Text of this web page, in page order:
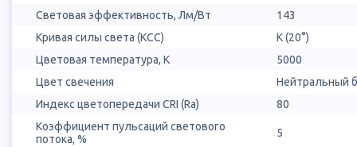
Световая эффективность, Лм/Вт
143
Кривая силы света (КСС)
К (20°)
Цветовая температура, К
5000
Цвет свечения
Нейтральный
Индекс цветопередачи CRI (Ra)
80
Коэффициент пульсаций светового
потока, %
5